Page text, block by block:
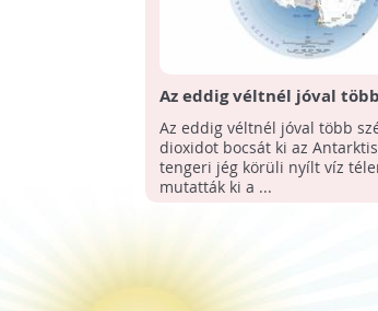
Az eddig véltnél jóval
dioxidot bocsát ki az
körüli óceán télen
Az eddig véltnél jóval több
dioxidot bocsát ki az
tengeri jég körüli nyílt víz
mutatták ki a ...